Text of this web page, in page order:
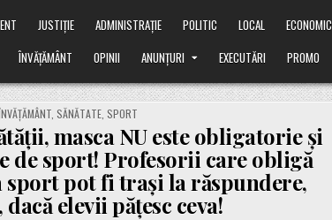
JUSTIȚIE ADMINISTRAȚIE POLITIC LOCAL ECONOMIC
ÎNVĂȚĂMÂNT OPINII ANUNȚURI EXECUTĂRI PROMO
, SĂNĂTATE, SPORT
masca NU este obligatorie și
de sport! Profesorii care obligă
sport pot fi trași la răspundere,
elevii pățesc ceva!